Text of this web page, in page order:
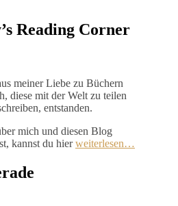
Reading Corner
meiner Liebe zu Büchern
diese mit der Welt zu teilen
entstanden.
mich und diesen Blog
kannst du hierweiterlesen…